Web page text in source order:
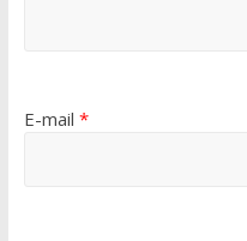
E-mail *